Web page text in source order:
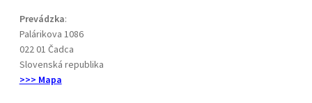
Prevádzka:
Palárikova 1086
022 01 Čadca
Slovenská republika
>>> Mapa